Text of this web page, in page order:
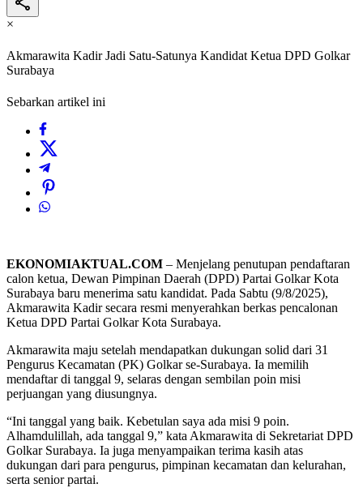
×
Akmarawita Kadir Jadi Satu-Satunya Kandidat Ketua DPD Golkar
Surabaya
Sebarkan artikel ini
EKONOMIAKTUAL.COM – Menjelang penutupan pendaftaran
calon ketua, Dewan Pimpinan Daerah (DPD) Partai Golkar Kota
Surabaya baru menerima satu kandidat. Pada Sabtu (9/8/2025),
Akmarawita Kadir secara resmi menyerahkan berkas pencalonan
Ketua DPD Partai Golkar Kota Surabaya.
Akmarawita maju setelah mendapatkan dukungan solid dari 31
Pengurus Kecamatan (PK) Golkar se-Surabaya. Ia memilih
mendaftar di tanggal 9, selaras dengan sembilan poin misi
perjuangan yang diusungnya.
“Ini tanggal yang baik. Kebetulan saya ada misi 9 poin.
Alhamdulillah, ada tanggal 9,” kata Akmarawita di Sekretariat DPD
Golkar Surabaya. Ia juga menyampaikan terima kasih atas
dukungan dari para pengurus, pimpinan kecamatan dan kelurahan,
serta senior partai.